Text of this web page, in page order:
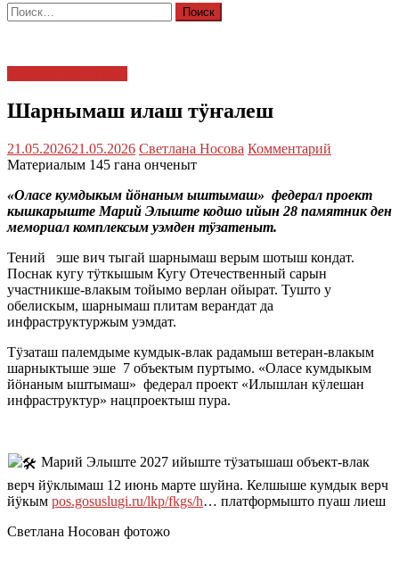
Найти:
Шарнымаш илаш тӱҥалеш
21.05.202621.05.2026 Светлана Носова Комментарий
Материалым 145 гана онченыт
«Оласе кумдыкым йӧнаным ыштымаш» федерал проект
кышкарыште Марий Элыште кодшо ийын 28 памятник ден
мемориал комплексым уэмден тӱзатеныт.
Тений эше вич тыгай шарнымаш верым шотыш кондат.
Поснак кугу тӱткышым Кугу Отечественный сарын
участникше-влакым тойымо верлан ойырат. Тушто у
обелискым, шарнымаш плитам вераҥдат да
инфраструктуржым уэмдат.
Тӱзаташ палемдыме кумдык-влак радамыш ветеран-влакым
шарныктыше эше 7 объектым пуртымо. «Оласе кумдыкым
йӧнаным ыштымаш» федерал проект «Илышлан кӱлешан
инфраструктур» нацпроектыш пура.
Марий Элыште 2027 ийыште тӱзатышаш объект-влак
верч йӱклымаш 12 июнь марте шуйна. Келшыше кумдык верч
йӱкым pos.gosuslugi.ru/lkp/fkgs/h… платформышто пуаш лиеш
Светлана Носован фотожо